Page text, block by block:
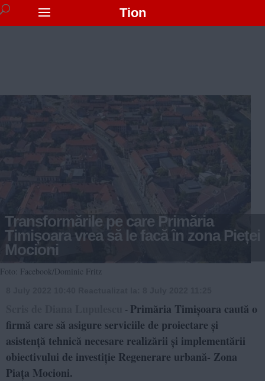
Tion
Transformările pe care Primăria
Timișoara vrea să le facă în zona Pieței
Mocioni
Foto: Facebook/Dominic Fritz
- Primăria Timișoara caută o
firmă care să asigure serviciile de proiectare și
asistență tehnică necesare realizării și implementării
obiectivului de investiție Regenerare urbană- Zona
Piața Mocioni.